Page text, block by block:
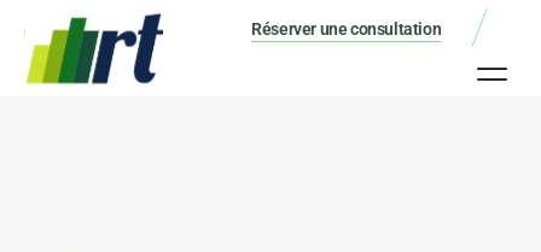
Réserver une consultation